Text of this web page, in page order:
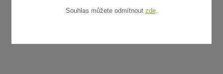
Souhlas můžete odmítnout zde.